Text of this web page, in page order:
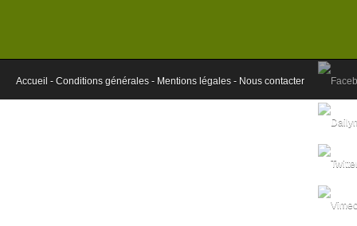
Accueil - Conditions générales - Mentions légales - Nous contacter